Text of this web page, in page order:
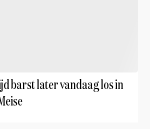
barst later vandaag los in